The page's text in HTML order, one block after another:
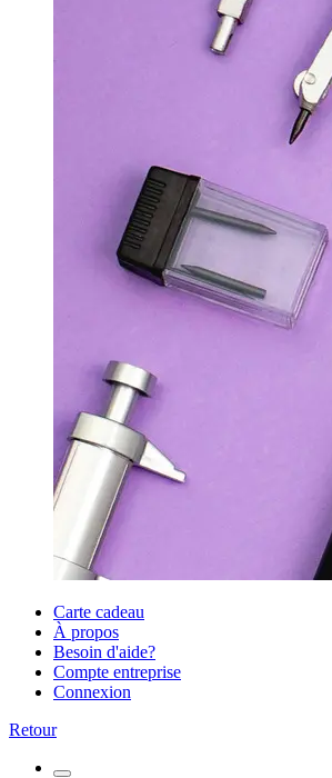
Carte cadeau
À propos
Besoin d'aide?
Compte entreprise
Connexion
Retour